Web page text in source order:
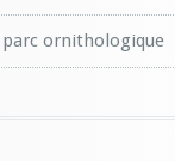
ornithologique